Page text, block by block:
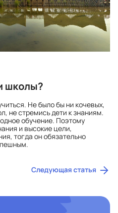
школы?
Не было бы ни кочевых,
не стремись дети к знаниям.
обучение. Поэтому
и высокие цели,
тогда он обязательно
Следующая статья